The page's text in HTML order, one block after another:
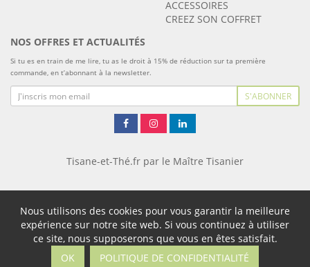
ACCESSOIRES
CREEZ SON COFFRET
NOS OFFRES ET ACTUALITÉS
Si tu es en train de me lire, tu as le droit à 15% de réduction sur ta première
commande, en t’abonnant à la newsletter.
S'ABONNER
Tisane-et-Thé.fr par le Maître Tisanier
Nous utilisons des cookies pour vous garantir la meilleure
expérience sur notre site web. Si vous continuez à utiliser
ce site, nous supposerons que vous en êtes satisfait.
OK
POLITIQUE DE CONFIDENTIALITÉ